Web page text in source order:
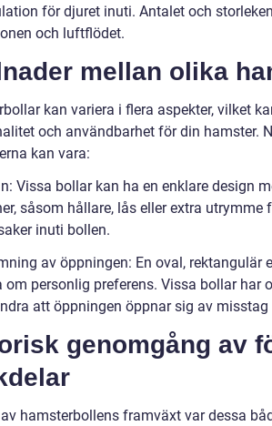
för djuret inuti. Antalet och
och luftflödet.
mellan olika
kan variera i flera aspekter, vilket
och användbarhet för din hamster.
kan vara:
Vissa bollar kan ha en enklare design
såsom hållare, lås eller extra
inuti bollen.
av öppningen: En oval, rektangulär
om personlig preferens. Vissa bollar har
att öppningen öppnar sig av misstag
genomgång av
hamsterbollens framväxt var dessa